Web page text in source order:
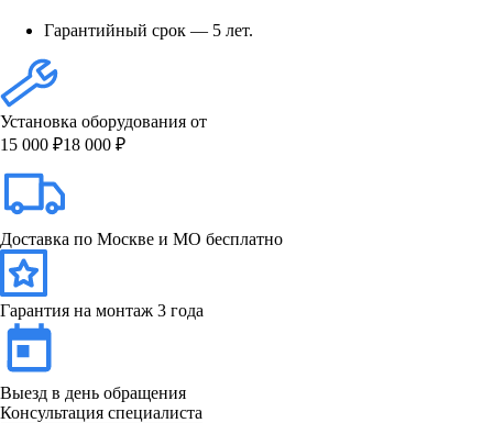
Гарантийный срок — 5 лет.
Установка оборудования от
15 000 ₽18 000 ₽
Доставка по Москве и МО бесплатно
Гарантия на монтаж 3 года
Выезд в день обращения
Консультация специалиста